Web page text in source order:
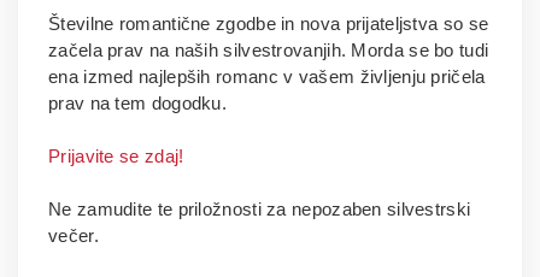
Številne romantične zgodbe in nova prijateljstva so se
začela prav na naših silvestrovanjih. Morda se bo tudi
ena izmed najlepših romanc v vašem življenju pričela
prav na tem dogodku.
Prijavite se zdaj!
Ne zamudite te priložnosti za nepozaben silvestrski
večer.